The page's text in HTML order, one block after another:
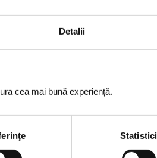
Detalii
cea mai bună experiență.
Statistici